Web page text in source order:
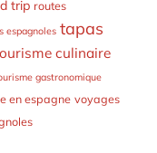
trip routes
espagnoles tapas
culinaire
gastronomique
en espagne voyages